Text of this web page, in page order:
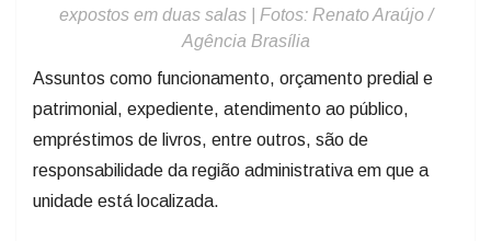
expostos em duas salas | Fotos: Renato Araújo /
Agência Brasília
Assuntos como funcionamento, orçamento predial e
patrimonial, expediente, atendimento ao público,
empréstimos de livros, entre outros, são de
responsabilidade da região administrativa em que a
unidade está localizada.